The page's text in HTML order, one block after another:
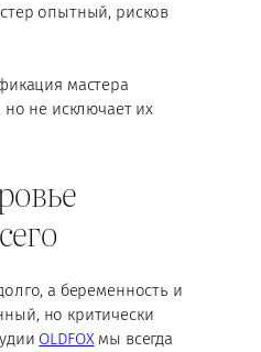
опытный, рисков
мастера
но не исключает их
а беременность и
но критически
OLDFOXмы всегда